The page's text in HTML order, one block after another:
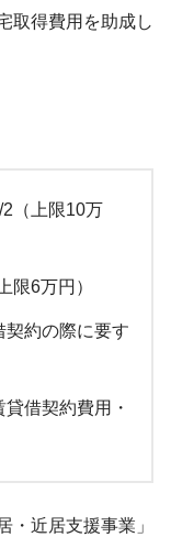
取得費用を助成し
（上限10万
限6万円）
契約の際に要す
借契約費用・
・近居支援事業」